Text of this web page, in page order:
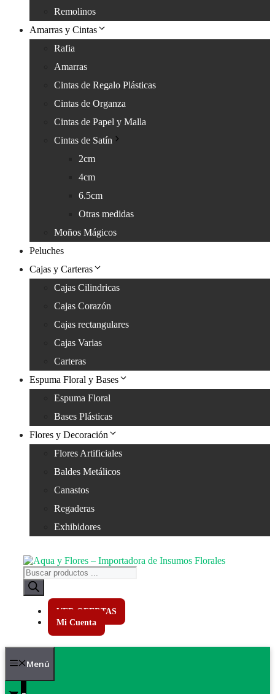
Remolinos
Amarras y Cintas
Rafia
Amarras
Cintas de Regalo Plásticas
Cintas de Organza
Cintas de Papel y Malla
Cintas de Satín
2cm
4cm
6.5cm
Otras medidas
Moños Mágicos
Peluches
Cajas y Carteras
Cajas Cilindricas
Cajas Corazón
Cajas rectangulares
Cajas Varias
Carteras
Espuma Floral y Bases
Espuma Floral
Bases Plásticas
Flores y Decoración
Flores Artificiales
Baldes Metálicos
Canastos
Regaderas
Exhibidores
Búsqueda
de
productos
VER OFERTAS
Mi Cuenta
Menú